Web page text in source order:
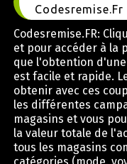
Codesremise.Fr
Codesremise.FR:
et pour accéder à la
que l'obtention
est facile et rapide.
obtenir avec ces
les différentes
magasins et vous
la valeur totale de
tous les magasins